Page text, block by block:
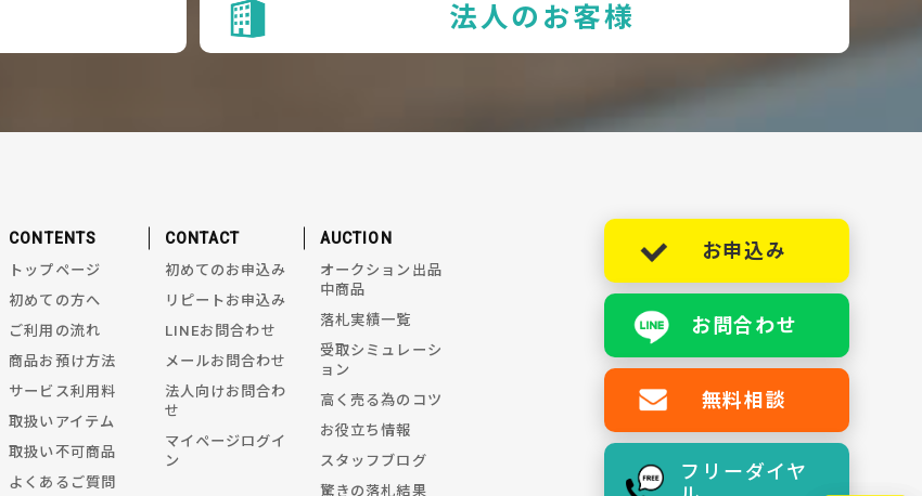
法人のお客様
CONTENTS
トップページ
初めての方へ
ご利用の流れ
商品お預け方法
サービス利用料
取扱いアイテム
取扱い不可商品
よくあるご質問
CONTACT
初めてのお申込み
リピートお申込み
LINEお問合わせ
メールお問合わせ
法人向けお問合わ
せ
マイページログイ
ン
AUCTION
オークション出品
中商品
落札実績一覧
受取シミュレーシ
ョン
高く売る為のコツ
お役立ち情報
スタッフブログ
驚きの落札結果
お申込み
お問合わせ
無料相談
フリーダイヤ